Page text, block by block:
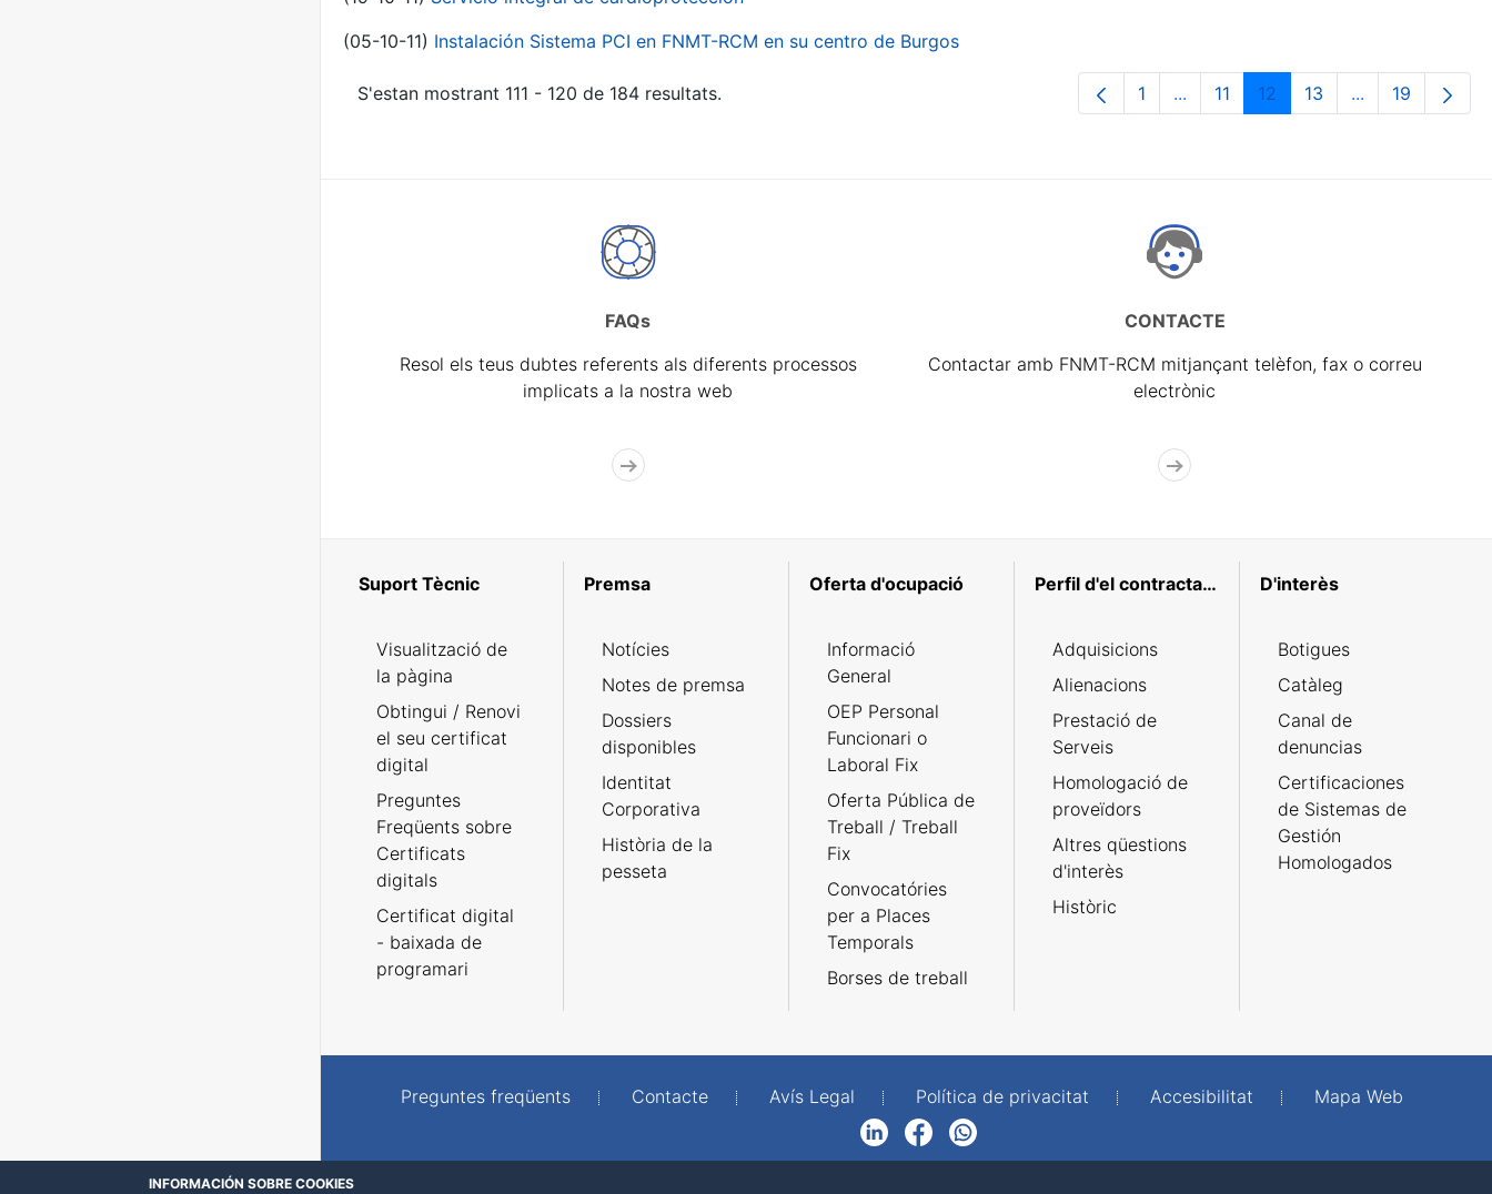
(05-10-11) Instalación Sistema PCI en FNMT-RCM en su centro de Burgos
S'estan mostrant 111 - 120 de 184 resultats. Pàgina
1 ...Pàgines intermèdies Utilitzeu TAB
Pàgina
11 Pàgina
12 Pàgina
13 ...PàginesPàgina
19
FAQs
Resol els teus dubtes referents als diferents processos
implicats a la nostra web
CONTACTE
Contactar amb FNMT-RCM mitjançant telèfon, fax o correu
electrònic
Suport Tècnic
Visualització de
la pàgina
Obtingui / Renovi
el seu certificat
digital
Preguntes
Freqüents sobre
Certificats
digitals
Certificat digital
- baixada de
programari
Premsa
Notícies
Notes de premsa
Dossiers
disponibles
Identitat
Corporativa
Història de la
pesseta
Oferta d'ocupació
Informació
General
OEP Personal
Funcionari o
Laboral Fix
Oferta Pública de
Treball / Treball
Fix
Convocatóries
per a Places
Temporals
Borses de treball
Perfil d'el contractant
Adquisicions
Alienacions
Prestació de
Serveis
Homologació de
proveïdors
Altres qüestions
d'interès
Històric
D'interès
Botigues
Catàleg
Canal de
denuncias
Certificaciones
de Sistemas de
Gestión
Homologados
Preguntes freqüents Contacte Avís Legal Política de privacitat Accesibilitat
Mapa Web
FacebookWhatsApp
INFORMACIÓN SOBRE COOKIES